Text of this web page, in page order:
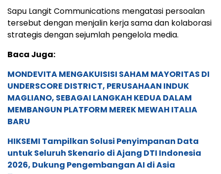
Sapu Langit Communications mengatasi persoalan
tersebut dengan menjalin kerja sama dan kolaborasi
strategis dengan sejumlah pengelola media.
Baca Juga:
MONDEVITA MENGAKUISISI SAHAM MAYORITAS DI
UNDERSCORE DISTRICT, PERUSAHAAN INDUK
MAGLIANO, SEBAGAI LANGKAH KEDUA DALAM
MEMBANGUN PLATFORM MEREK MEWAH ITALIA
BARU
HIKSEMI Tampilkan Solusi Penyimpanan Data
untuk Seluruh Skenario di Ajang DTI Indonesia
2026, Dukung Pengembangan AI di Asia